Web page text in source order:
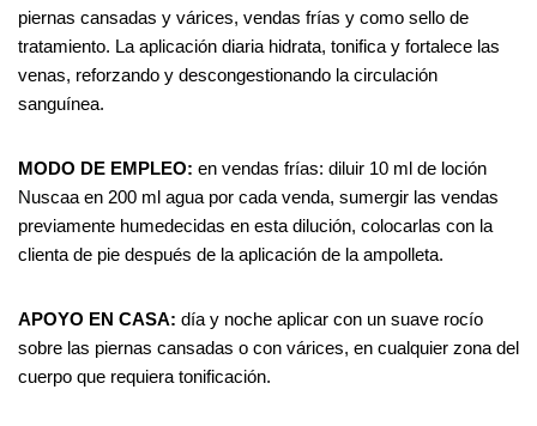
piernas cansadas y várices, vendas frías y como sello de
tratamiento. La aplicación diaria hidrata, tonifica y fortalece las
venas, reforzando y descongestionando la circulación
sanguínea.
MODO DE EMPLEO: en vendas frías: diluir 10 ml de loción
Nuscaa en 200 ml agua por cada venda, sumergir las vendas
previamente humedecidas en esta dilución, colocarlas con la
clienta de pie después de la aplicación de la ampolleta.
APOYO EN CASA: día y noche aplicar con un suave rocío
sobre las piernas cansadas o con várices, en cualquier zona del
cuerpo que requiera tonificación.